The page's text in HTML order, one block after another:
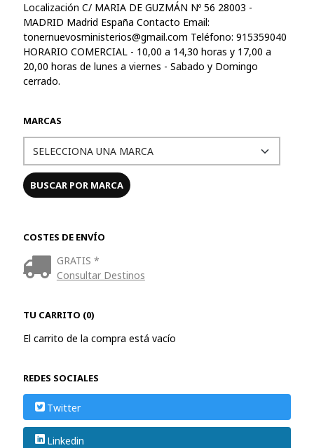
Localización C/ MARIA DE GUZMÁN Nº 56 28003 -
MADRID Madrid España Contacto Email:
tonernuevosministerios@gmail.com Teléfono: 915359040
HORARIO COMERCIAL - 10,00 a 14,30 horas y 17,00 a
20,00 horas de lunes a viernes - Sabado y Domingo
cerrado.
MARCAS
COSTES DE ENVÍO
GRATIS *
Consultar Destinos
TU CARRITO (0)
El carrito de la compra está vacío
REDES SOCIALES
Twitter
Linkedin